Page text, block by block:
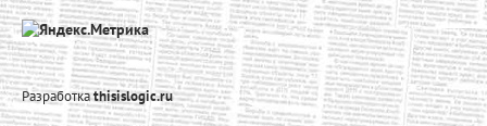
Разработкаthisislogic.ru